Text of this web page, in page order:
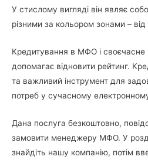
У стислому вигляді він являє
різними за кольором зонами – від
Кредитування в МФО і своєчасне
допомагає відновити рейтинг.
та важливий інструмент для
потреб у сучасному електронному
Дана послуга безкоштовно,
замовити менеджеру МФО. У
знайдіть нашу компанію, потім